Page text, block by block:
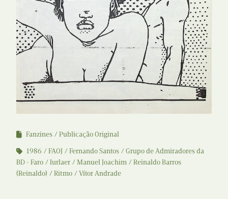
Fanzines
Publicação Original
1986
FAOJ Fernando Santos
Grupo de Admiradores da
BD - Faro
Iurlaer Manuel Joachim
Reinaldo Barros
(Reinaldo)
Ritmo Vítor Andrade